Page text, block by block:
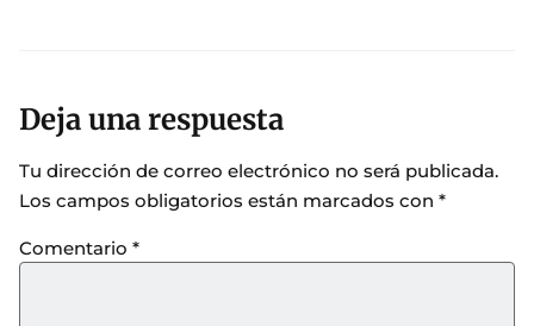
Deja una respuesta
Tu dirección de correo electrónico no será publicada.
Los campos obligatorios están marcados con *
Comentario *